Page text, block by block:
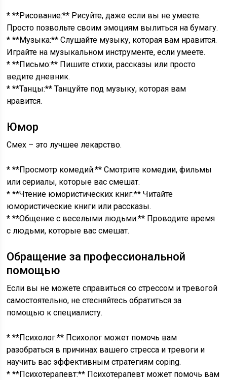
* **Рисование:** Рисуйте, даже если вы не умеете.
Просто позвольте своим эмоциям вылиться на бумагу.
* **Музыка:** Слушайте музыку, которая вам нравится.
Играйте на музыкальном инструменте, если умеете.
* **Письмо:** Пишите стихи, рассказы или просто
ведите дневник.
* **Танцы:** Танцуйте под музыку, которая вам
нравится.
Юмор
Смех – это лучшее лекарство.
* **Просмотр комедий:** Смотрите комедии, фильмы
или сериалы, которые вас смешат.
* **Чтение юмористических книг:** Читайте
юмористические книги или рассказы.
* **Общение с веселыми людьми:** Проводите время
с людьми, которые вас смешат.
Обращение за профессиональной
помощью
Если вы не можете справиться со стрессом и тревогой
самостоятельно, не стесняйтесь обратиться за
помощью к специалисту.
* **Психолог:** Психолог может помочь вам
разобраться в причинах вашего стресса и тревоги и
научить вас эффективным стратегиям coping.
* **Психотерапевт:** Психотерапевт может помочь вам